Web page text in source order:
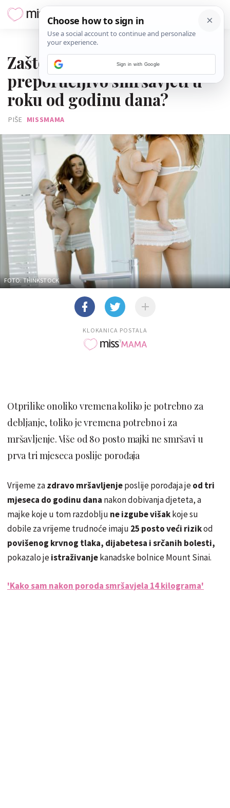
Zašto je nakon poroda
preporučljivo smršavjeti u
roku od godinu dana?
PIŠE MISSMAMA
FOTO: THINKSTOCK
KLOKANICA POSTALA
Otprilike onoliko vremena koliko je potrebno za
debljanje, toliko je vremena potrebno i za
mršavljenje. Više od 80 posto majki ne smršavi u
prva tri mjeseca poslije porođaja
Vrijeme zazdravo mršavljenjeposlije porođaja jeod tri
mjeseca do godinu dana nakon dobivanja djeteta, a
majke koje u tom razdoblju ne izgube višakkoje su
dobile za vrijeme trudnoće imaju 25 posto veći rizikod
povišenog krvnog tlaka, dijabetesa i srčanih bolesti,
pokazalo jeistraživanjekanadske bolnice Mount Sinai.
'Kako sam nakon poroda smršavjela 14 kilograma'
Sign in with Google